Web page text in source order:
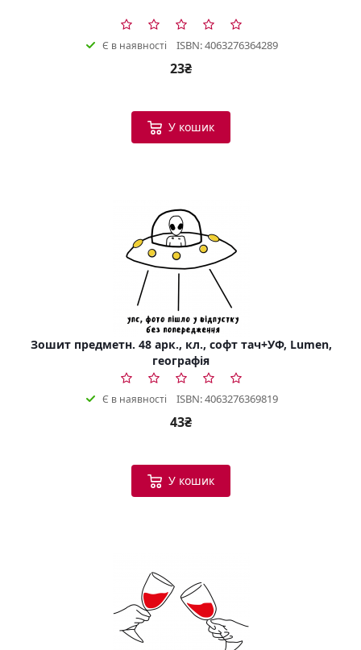
Є в наявності ISBN: 4063276364289
23₴
У кошик
Зошит предметн. 48 арк., кл., софт тач+УФ, Lumen,
географія
Є в наявності ISBN: 4063276369819
43₴
У кошик